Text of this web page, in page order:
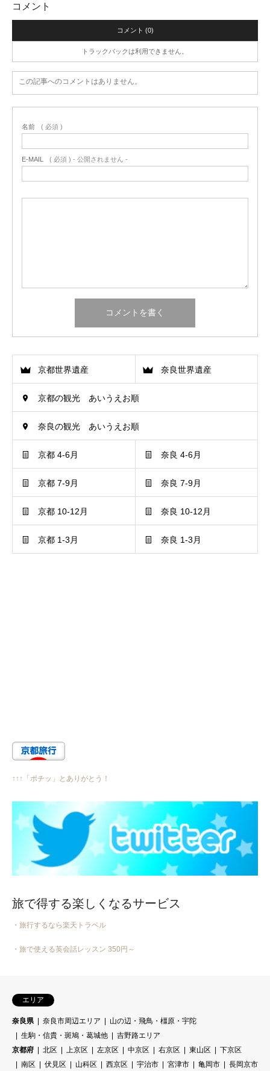
コメント
コメント (0)
トラックバックは利用できません。
この記事へのコメントはありません。
名前 ( 必須 )
E-MAIL ( 必須 ) - 公開されません -
京都世界遺産 奈良世界遺産
京都の観光 あいうえお順
奈良の観光 あいうえお順
京都 4-6月 奈良 4-6月
京都 7-9月 奈良 7-9月
京都 10-12月 奈良 10-12月
京都 1-3月 奈良 1-3月
↑↑↑「ポチッ」とありがとう！
旅で得する楽しくなるサービス
・旅行するなら楽天トラベル
・旅で使える英会話レッスン 350円～
エリア
奈良県 奈良市周辺エリア
山の辺・飛鳥・橿原・宇陀
生駒・信貴・斑鳩・葛城他
吉野路エリア
京都府
北区 上京区 左京区 中京区 右京区 東山区
下京区
南区
伏見区 山科区 西京区 宇治市 宮津市 亀岡市
長岡京市